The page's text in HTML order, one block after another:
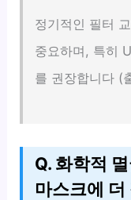
정기적인 필터
중요하며, 특히
를 권장합니다 (
Q. 화학적
마스크에